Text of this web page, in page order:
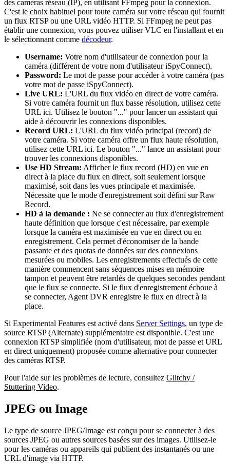
des caméras réseau (IP), en utilisant FFmpeg pour la connexion.
C'est le choix habituel pour toute caméra sur votre réseau qui fournit
un flux RTSP ou une URL vidéo HTTP. Si FFmpeg ne peut pas
établir une connexion, vous pouvez utiliser VLC en l'installant et en
le sélectionnant comme décodeur.
Username: Votre nom d'utilisateur de connexion pour la
caméra (différent de votre nom d'utilisateur iSpyConnect).
Password: Le mot de passe pour accéder à votre caméra (pas
votre mot de passe iSpyConnect).
Live URL: L'URL du flux vidéo en direct de votre caméra.
Si votre caméra fournit un flux basse résolution, utilisez cette
URL ici. Utilisez le bouton "..." pour lancer un assistant qui
aide à découvrir les connexions disponibles.
Record URL: L'URL du flux vidéo principal (record) de
votre caméra. Si votre caméra offre un flux haute résolution,
utilisez cette URL ici. Le bouton "..." lance un assistant pour
trouver les connexions disponibles.
Use HD Stream: Afficher le flux record (HD) en vue en
direct à la place du flux en direct, soit seulement lorsque
maximisé, soit dans les vues principale et maximisée.
Nécessite que le mode d'enregistrement soit défini sur Raw
Record.
HD à la demande : Ne se connecter au flux d'enregistrement
haute définition que lorsque c'est nécessaire, par exemple
lorsque la caméra est maximisée en vue en direct ou en
enregistrement. Cela permet d'économiser de la bande
passante et des quotas de données sur des connexions
mesurées ou mobiles. Les enregistrements effectués de cette
manière commencent sans séquences mises en mémoire
tampon et peuvent être retardés de quelques secondes pendant
que le flux se connecte. Si le flux d'enregistrement échoue à
se connecter, Agent DVR enregistre le flux en direct à la
place.
Si Experimental Features est activé dans Server Settings, un type de
source RTSP (Alternate) supplémentaire est disponible. C'est une
connexion RTSP simplifiée (nom d'utilisateur, mot de passe et URL
en direct uniquement) proposée comme alternative pour connecter
des caméras RTSP.
Pour l'aide sur les problèmes de lecture, consultez Glitchy /
Stuttering Video.
JPEG ou Image
Le type de source JPEG/Image est conçu pour se connecter à des
sources JPEG ou autres sources basées sur des images. Utilisez-le
pour les caméras ou appareils qui publient des instantanés ou une
URL d'image via HTTP.